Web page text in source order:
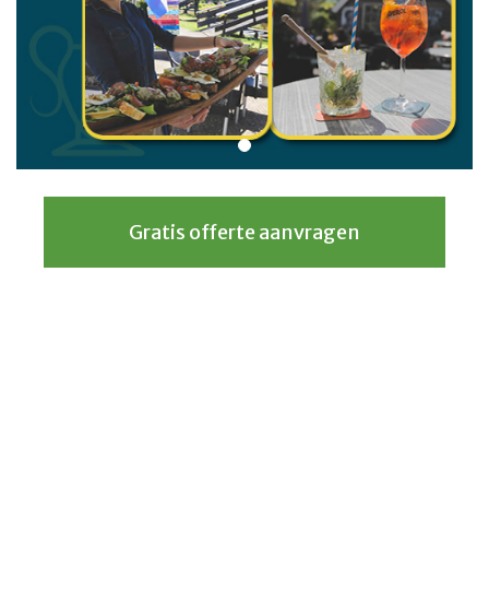
Gratis offerte aanvragen